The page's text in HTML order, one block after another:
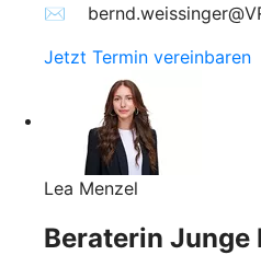
✉︎
Jetzt Termin vereinbaren
Lea Menzel
Beraterin Junge